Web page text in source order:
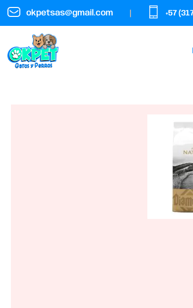
okpetsas@gmail.com +57
Home Productos DIAMOND NATURALS